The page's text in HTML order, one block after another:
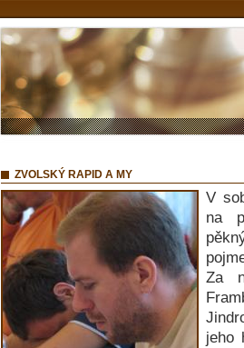
ZVOLSKÝ RAPID A MY
V
na
Za
jeho